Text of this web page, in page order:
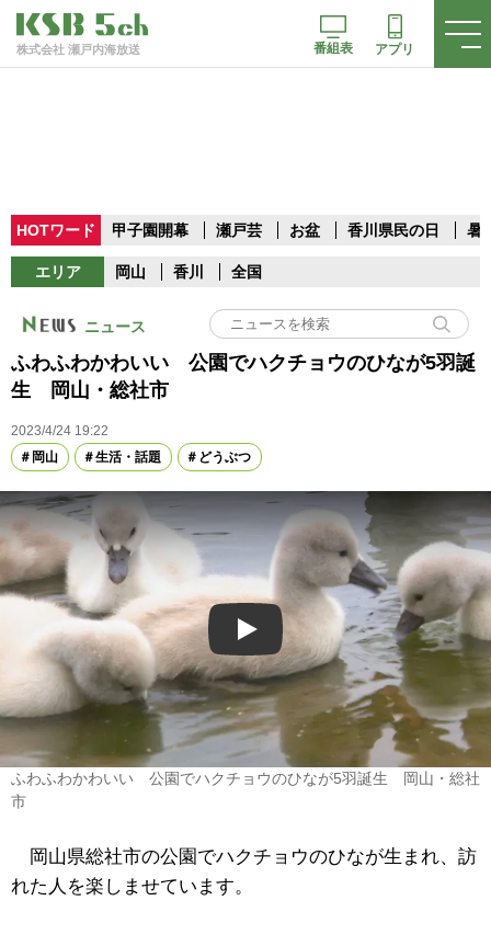
株式会社 瀬戸内海放送 番組表 アプリ
HOTワード 甲子園開幕 瀬戸芸 お盆 香川県民の日 暑
エリア 岡山 香川 全国
ニュース
ふわふわかわいい 公園でハクチョウのひなが5羽誕
生 岡山・総社市
2023/4/24 19:22
岡山
生活・話題 どうぶつ
Play
ふわふわかわいい 公園でハクチョウのひなが5羽誕生 岡山・総社
市
岡山県総社市の公園でハクチョウのひなが生まれ、訪
れた人を楽しませています。